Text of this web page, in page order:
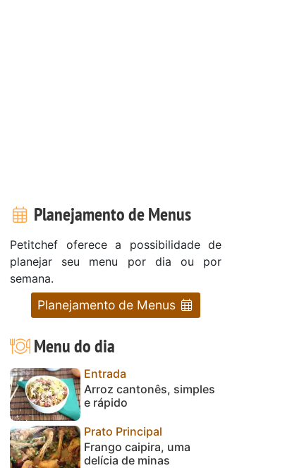
Planejamento de Menus
Petitchef oferece a possibilidade de
planejar seu menu por dia ou por
semana.
Planejamento de Menus
Menu do dia
Entrada
Arroz cantonês, simples
e rápido
Prato Principal
Frango caipira, uma
delícia de minas